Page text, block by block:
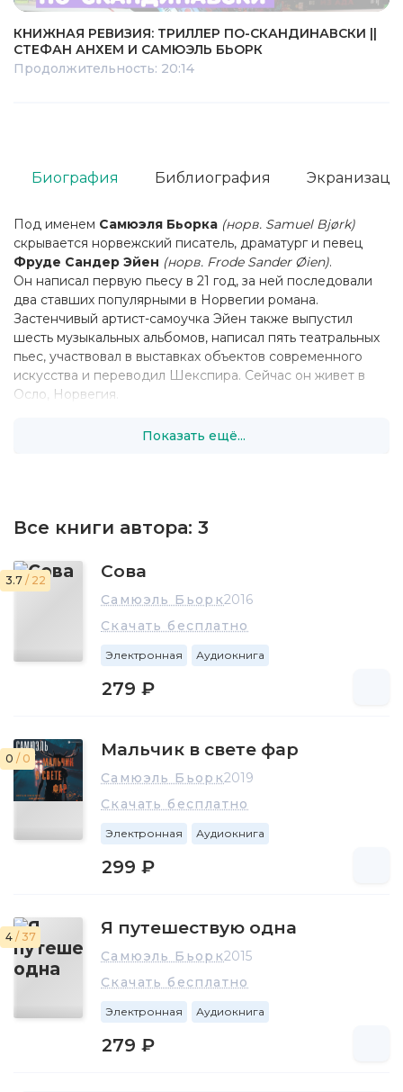
КНИЖНАЯ РЕВИЗИЯ: ТРИЛЛЕР ПО-СКАНДИНАВСКИ ||
СТЕФАН АНХЕМ И САМЮЭЛЬ БЬОРК
Продолжительность: 20:14
Под именем Самюэля Бьорка (норв. Samuel Bjørk)
скрывается норвежский писатель, драматург и певец
Фруде Сандер Эйен (норв. Frode Sander Øien).
Он написал первую пьесу в 21 год, за ней последовали
два ставших популярными в Норвегии романа.
Застенчивый артист-самоучка Эйен также выпустил
шесть музыкальных альбомов, написал пять театральных
пьес, участвовал в выставках объектов современного
искусства и переводил Шекспира. Сейчас он живет в
Осло, Норвегия.
Показать ещё...
Биография Библиография
Все книги автора: 3
3.7 / 22 Сова
Самюэль Бьорк2016
Скачать бесплатно
Электронная Аудиокнига
279 ₽
0 / 0 Мальчик в свете фар
Самюэль Бьорк2019
Скачать бесплатно
Электронная Аудиокнига
299 ₽
4 / 37 Я путешествую одна
Самюэль Бьорк2015
Скачать бесплатно
Электронная Аудиокнига
279 ₽